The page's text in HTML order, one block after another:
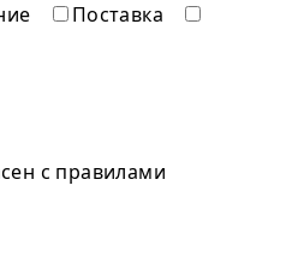
Поставка
с правилами